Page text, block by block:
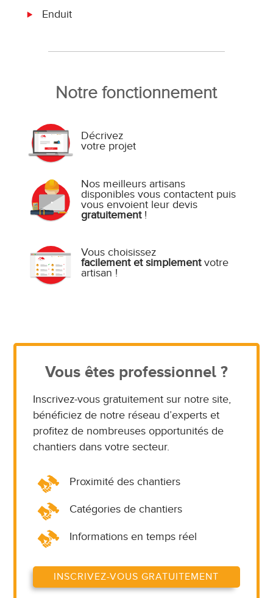
Enduit
Notre fonctionnement
Décrivez
votre projet
Nos meilleurs artisans
disponibles vous contactent puis
vous envoient leur devis
gratuitement!
Vous choisissez
facilement et simplementvotre
artisan !
Vous êtes professionnel ?
Inscrivez-vous gratuitement sur notre site,
bénéficiez de notre réseau d’experts et
profitez de nombreuses opportunités de
chantiers dans votre secteur.
Proximité des chantiers
Catégories de chantiers
Informations en temps réel
INSCRIVEZ-VOUS GRATUITEMENT